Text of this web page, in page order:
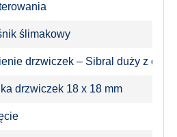
ślimakowy
drzwiczek – Sibral duży z
drzwiczek 18 x 18 mm